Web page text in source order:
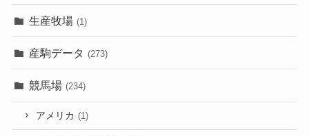
生産牧場 (1)
産駒データ (273)
競馬場 (234)
アメリカ (1)